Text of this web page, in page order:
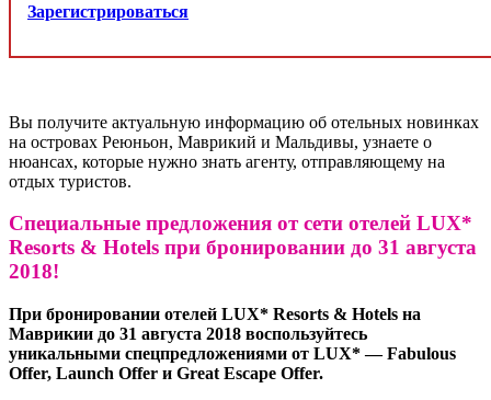
Зарегистрироваться
Вы получите актуальную информацию об отельных новинках
на островах Реюньон, Маврикий и Мальдивы, узнаете о
нюансах, которые нужно знать агенту, отправляющему на
отдых туристов.
Специальные предложения от сети отелей LUX*
Resorts & Hotels при бронировании до 31 августа
2018!
При бронировании отелей LUX* Resorts & Hotels на
Маврикии до 31 августа 2018 воспользуйтесь
уникальными спецпредложениями от LUX* — Fabulous
Offer, Launch Offer и Great Escape Оffer.